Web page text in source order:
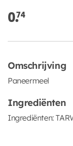
0.74
Omschrijving
Paneermeel
Ingrediënten
Ingrediënten: